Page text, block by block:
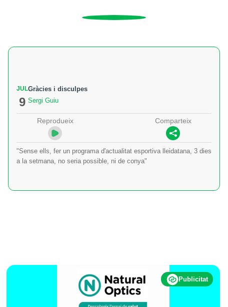
JUL
9
Gràcies i disculpes
Sergi Guiu
Reprodueix Comparteix
"Sense ells, fer un programa d'actualitat esportiva lleidatana, 3 dies
a la setmana, no seria possible, ni de conya"
Publicitat